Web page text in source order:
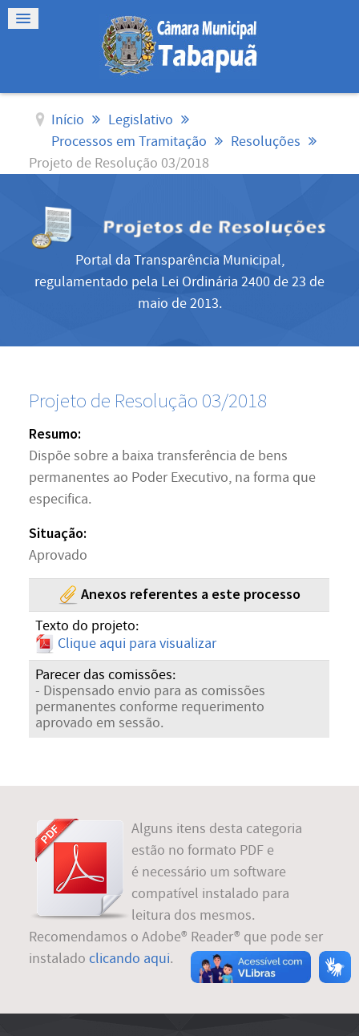
Início
Legislativo
Processos em Tramitação
Resoluções
Projeto de Resolução 03/2018
Portal da Transparência Municipal,
regulamentado pela Lei Ordinária 2400 de 23 de
maio de 2013.
Projeto de Resolução 03/2018
Resumo:
Dispõe sobre a baixa transferência de bens
permanentes ao Poder Executivo, na forma que
especifica.
Situação:
Aprovado
Anexos referentes a este processo
Texto do projeto:
Clique aqui para visualizar
Parecer das comissões:
- Dispensado envio para as comissões
permanentes conforme requerimento
aprovado em sessão.
Alguns itens desta categoria
estão no formato PDF e
é necessário um software
compatível instalado para
leitura dos mesmos.
Recomendamos o Adobe® Reader® que pode ser
instaladoclicando aqui.